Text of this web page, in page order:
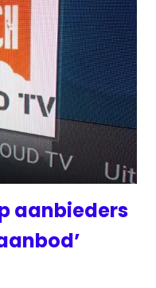
aanbieders